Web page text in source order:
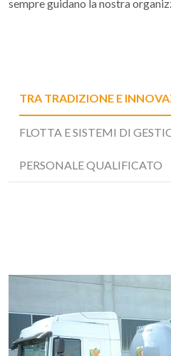
sempre guidano la nostra
TRA TRADIZIONE E
FLOTTA E SISTEMI DI
PERSONALE QUALIFICATO